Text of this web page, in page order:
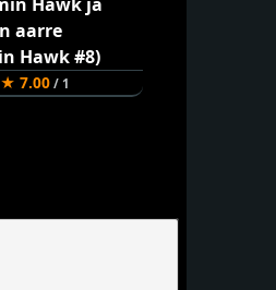
★ 7.00/ 1